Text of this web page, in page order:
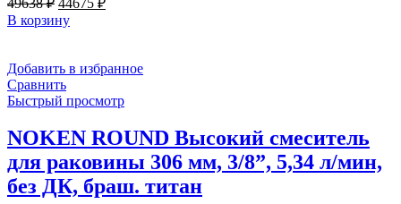
цена
составляла
В корзину
Добавить в избранное
Сравнить
Быстрый просмотр
NOKEN ROUND Высокий смеситель
для раковины 306 мм, 3/8”, 5,34 л/мин,
без ДК, браш. титан